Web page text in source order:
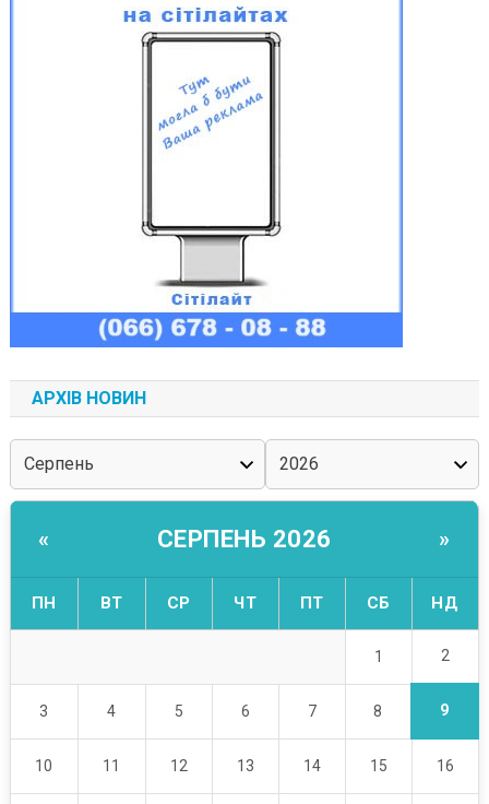
АРХІВ НОВИН
« СЕРПЕНЬ 2026 »
ПН ВТ СР ЧТ ПТ СБ НД
1 2
3 4 5 6 7 8 9
10 11 12 13 14 15 16